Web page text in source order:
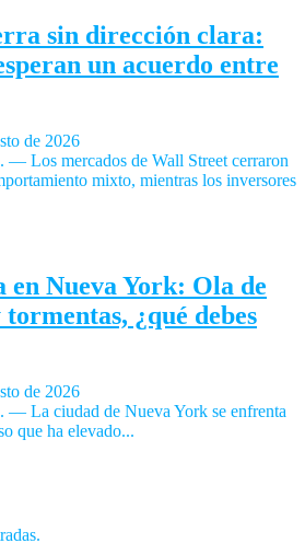
sin dirección clara:
un acuerdo entre
de 2026
Los mercados de Wall Street cerraron
mixto, mientras los inversores
Nueva York: Ola de
¿qué debes
de 2026
La ciudad de Nueva York se enfrenta
que ha elevado...